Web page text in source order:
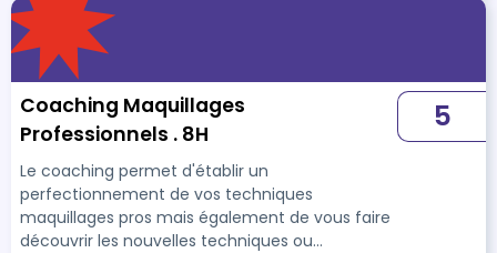
Coaching Maquillages
Professionnels . 8H
Le coaching permet d'établir un
perfectionnement de vos techniques
maquillages pros mais également de vous faire
découvrir les nouvelles techniques ou
5